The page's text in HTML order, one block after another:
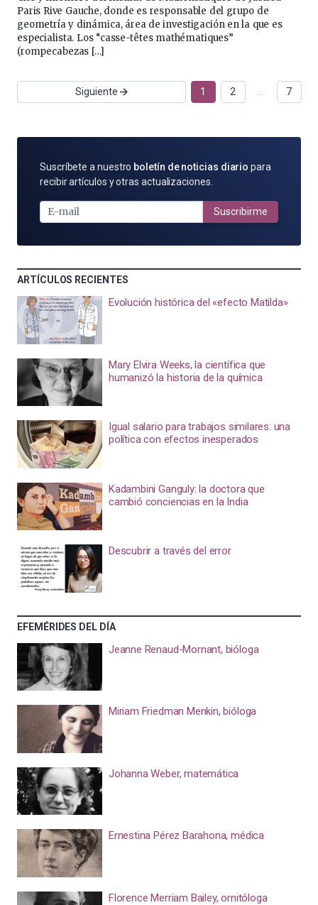
Paris Rive Gauche, donde es responsable del grupo de
geometría y dinámica, área de investigación en la que es
especialista. Los “casse-têtes mathématiques”
(rompecabezas […]
Siguiente 1 2 7
SUSCRÍBETE
POR
MAIL
Suscríbete a nuestro boletín de noticias diario para
recibir artículos y otras actualizaciones.
Suscribirme
ARTÍCULOS RECIENTES
Evolución histórica del «efecto Matilda»
Mary Elvira Weeks, la científica que
humanizó la historia de la química
Igual salario para trabajos similares: una
política con efectos inesperados
Kadambini Ganguly: la doctora que
cambió conciencias en la India
Descubrir a través del error
EFEMÉRIDES DEL DÍA
Jeanne Renaud-Mornant, bióloga
Miriam Friedman Menkin, bióloga
Johanna Weber, matemática
Ernestina Pérez Barahona, médica
Florence Merriam Bailey, ornitóloga